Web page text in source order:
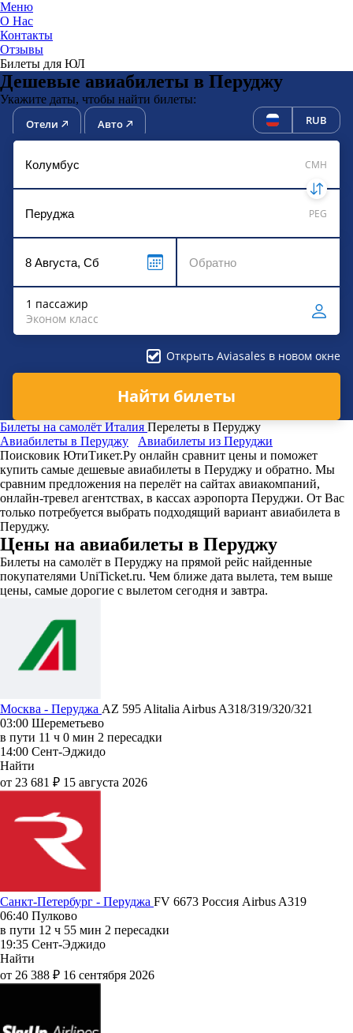
Меню
О Нас
Контакты
Отзывы
Билеты для ЮЛ
Дешевые авиабилеты в Перуджу
Укажите даты, чтобы найти билеты:
Отели Авто RUB
CMH
PEG
1 пассажир
Эконом класс
Открыть Aviasales в новом окне
Найти билеты
Билеты на самолёт Италия Перелеты в Перуджу
Авиабилеты в Перуджу
Авиабилеты из Перуджи
Поисковик ЮтиТикет.Ру онлайн сравнит цены и поможет
купить самые дешевые авиабилеты в Перуджу и обратно. Мы
сравним предложения на перелёт на сайтах авиакомпаний,
онлайн-тревел агентствах, в кассах аэропорта Перуджи. От Вас
только потребуется выбрать подходящий вариант авиабилета в
Перуджу.
Цены на авиабилеты в Перуджу
Билеты на самолёт в Перуджу на прямой рейс найденные
покупателями UniTicket.ru. Чем ближе дата вылета, тем выше
цены, самые дорогие с вылетом сегодня и завтра.
Москва - Перуджа AZ 595 Alitalia Airbus A318/319/320/321
03:00 Шереметьево
в пути 11 ч 0 мин 2 пересадки
14:00 Сент-Эджидо
Найти
от 23 681 ₽ 15 августа 2026
Санкт-Петербург - Перуджа FV 6673 Россия Airbus A319
06:40 Пулково
в пути 12 ч 55 мин 2 пересадки
19:35 Сент-Эджидо
Найти
от 26 388 ₽ 16 сентября 2026